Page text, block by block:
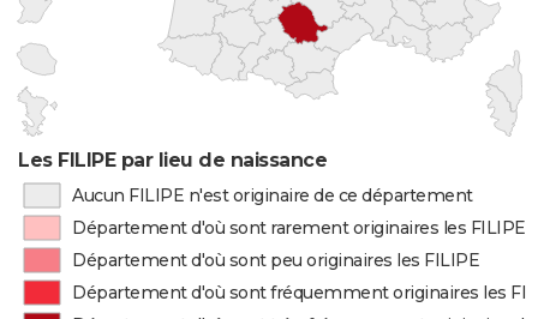
Les FILIPE par lieu de naissance
Aucun FILIPE n'est originaire de ce département
Département d'où sont rarement originaires les FILIPE
Département d'où sont peu originaires les FILIPE
Département d'où sont fréquemment originaires les